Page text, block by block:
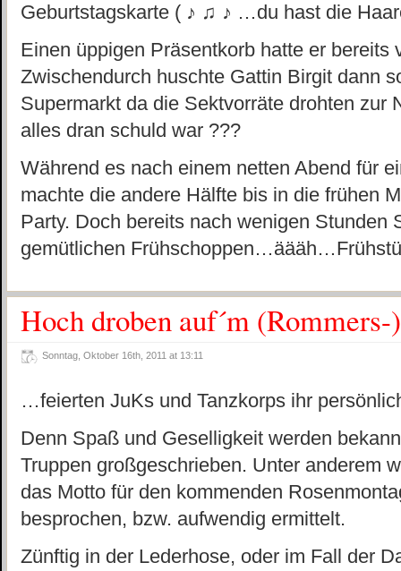
Geburtstagskarte ( ♪ ♫ ♪ …du hast die
Einen üppigen Präsentkorb hatte er bereits
Zwischendurch huschte Gattin Birgit dann
Supermarkt da die Sektvorräte drohten zur
alles dran schuld war ???
Während es nach einem netten Abend für
machte die andere Hälfte bis in die frühen
Party. Doch bereits nach wenigen Stunden
gemütlichen
Hoch droben auf´m
Sonntag, Oktober 16th, 2011 at 13:11
…feierten JuKs und Tanzkorps ihr
Denn Spaß und Geselligkeit werden
Truppen großgeschrieben. Unter anderem
das Motto für den kommenden
besprochen, bzw. aufwendig ermittelt.
Zünftig in der Lederhose, oder im Fall der